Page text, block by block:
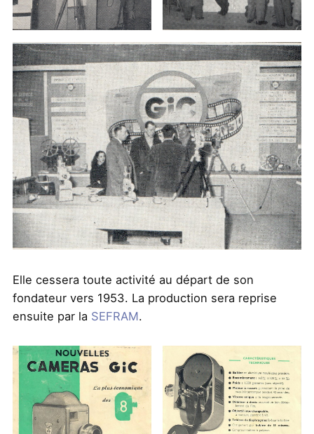
Elle cessera toute activité au départ de son
fondateur vers 1953. La production sera reprise
ensuite par la SEFRAM.